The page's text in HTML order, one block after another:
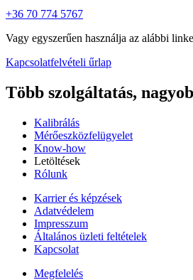
+36 70 774 5767
Vagy egyszerűen használja az alábbi
Kapcsolatfelvételi űrlap
Több szolgáltatás,
Kalibrálás
Mérőeszközfelügyelet
Know-how
Letöltések
Rólunk
Karrier és képzések
Adatvédelem
Impresszum
Általános üzleti feltételek
Kapcsolat
Megfelelés